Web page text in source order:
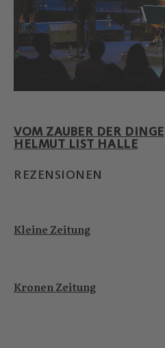
VOM ZAUBER DER
HELMUT LIST HALLE
REZENSIONEN
Kleine Zeitung
Kronen Zeitung